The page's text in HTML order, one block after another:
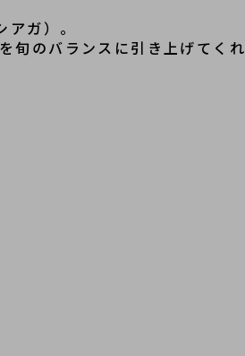
ガ）。
旬のバランスに引き上げてくれ